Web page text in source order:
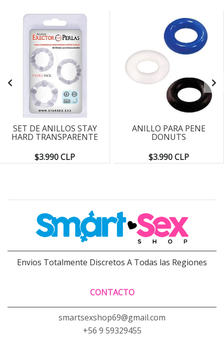
SET DE ANILLOS STAY
HARD TRANSPARENTE
$3.990 CLP
ANILLO PARA PENE
DONUTS
$3.990 CLP
Envios Totalmente Discretos A Todas las Regiones
CONTACTO
smartsexshop69@gmail.com
+56 9 59329455